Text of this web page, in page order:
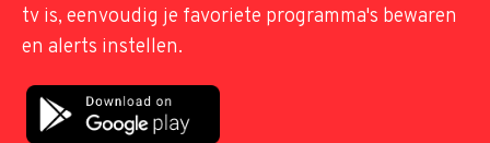
tv is, eenvoudig je favoriete programma's bewaren
en alerts instellen.